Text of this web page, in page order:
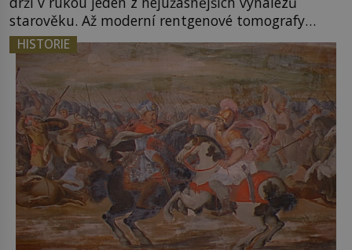
starověku. Až moderní rentgenové tomografy
odhalí desítky ozubených kol ukrytých uvnitř.
Mechanismus z Antikythéry je dnes považován za
nejstarší známý analogový počítač na světě. Přesto
ani po více než sto letech výzkumu […]
HISTORIE